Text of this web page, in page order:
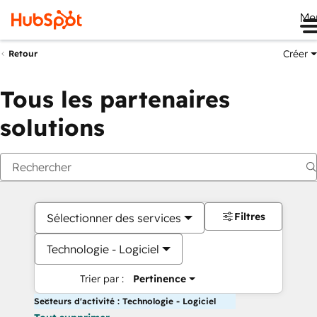
Retour Créer
Tous les partenaires
solutions
Sélectionner des services
Technologie - Logiciel
Trier par : Pertinence
Filtres
Secteurs d'activité : Technologie - Logiciel